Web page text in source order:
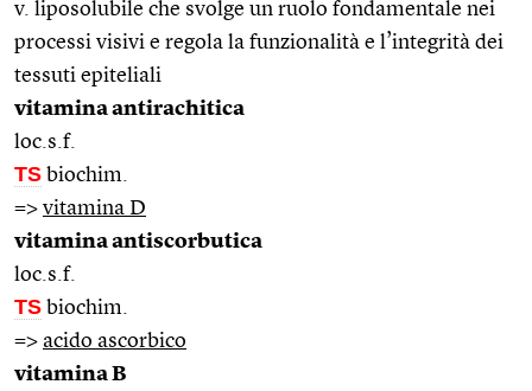
v. liposolubile che svolge un ruolo fondamentale nei
processi visivi e regola la funzionalità e l’integrità dei
tessuti epiteliali
vitamina antirachitica
loc.s.f.
TS biochim.
=> vitamina D
vitamina antiscorbutica
loc.s.f.
TS biochim.
=> acido ascorbico
vitamina B